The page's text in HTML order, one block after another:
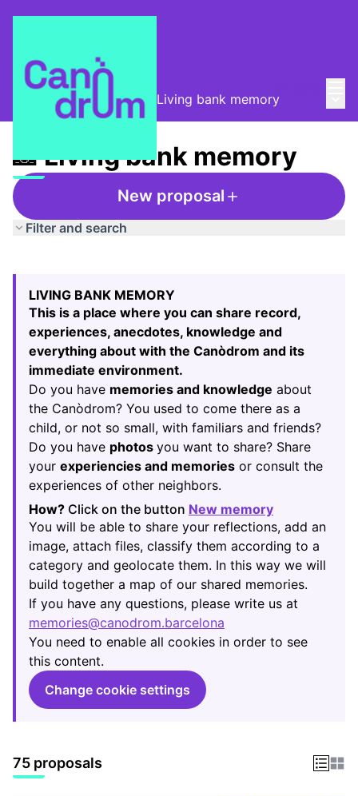
Taula de Memòries / 📸 Living bank memory
📸 Living bank memory
New proposal
Filter and search
−
LIVING BANK MEMORY
This is a place where you can share record,
experiences, anecdotes, knowledge and
everything about with the Canòdrom and its
immediate environment.
Do you have memories and knowledge about
the Canòdrom? You used to come there as a
child, or not so small, with familiars and friends?
Do you have photos you want to share? Share
your experiencies and memories or consult the
experiences of other neighbors.
How? Click on the button New memory
(Opens in
You will be able to share your reflections, add an
image, attach files, classify them according to a
category and geolocate them. In this way we will
build together a map of our shared memories.
If you have any questions, please write us at
memories@canodrom.barcelona
(Opens in new tab)
You need to enable all cookies in order to see
this content.
Change cookie settings
75 proposals